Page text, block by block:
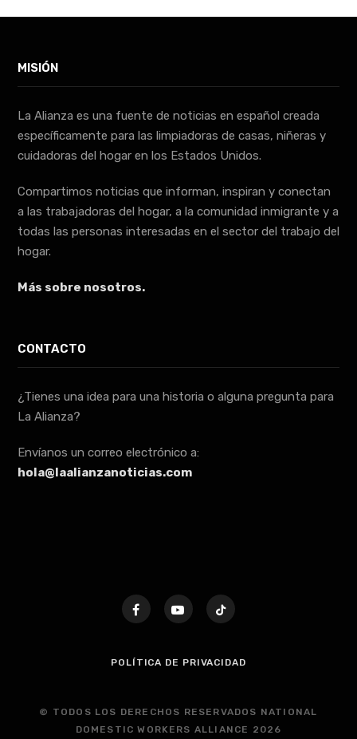
MISIÓN
La Alianza es una fuente de noticias en español creada
específicamente para las limpiadoras de casas, niñeras y
cuidadoras del hogar en los Estados Unidos.
Compartimos noticias que informan, inspiran y conectan
a las trabajadoras del hogar, a la comunidad inmigrante y a
todas las personas interesadas en el sector del trabajo del
hogar.
Más sobre nosotros.
CONTACTO
¿Tienes una idea para una historia o alguna pregunta para
La Alianza?
Envíanos un correo electrónico a:
hola@laalianzanoticias.com
POLÍTICA DE PRIVACIDAD
© TODOS LOS DERECHOS RESERVADOS NATIONAL
DOMESTIC WORKERS ALLIANCE 2026